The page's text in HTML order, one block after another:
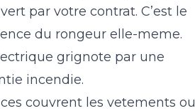
par votre contrat. C’est le
du rongeur elle-meme.
grignote par une
incendie.
couvrent les vetements ou